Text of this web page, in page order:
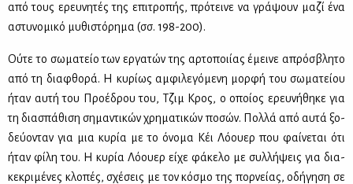
από τους ερευ­νη­τές της επι­τρο­πής, πρό­τει­νε να γρά­ψουν μα­ζί ένα
αστυ­νο­μι­κό μυ­θι­στό­ρη­μα (σσ. 198-200).
Ού­τε το σω­μα­τείο των ερ­γα­τών της αρ­το­ποι­ί­ας έμει­νε απρό­σβλη­το
από τη δια­φθο­ρά. Η κυ­ρί­ως αμ­φι­λε­γό­με­νη μορ­φή του σω­μα­τεί­ου
ήταν αυ­τή του Προ­έ­δρου του, Τζιμ Κρος, ο οποί­ος ερευ­νή­θη­κε για
τη δια­σπά­θι­ση ση­μα­ντι­κών χρη­μα­τι­κών πο­σών. Πολ­λά από αυ­τά ξο­
δεύ­ο­νταν για μια κυ­ρία με το όνο­μα Κέι Λό­ου­ερ που φαί­νε­ται ότι
ήταν φί­λη του. Η κυ­ρία Λό­ου­ερ εί­χε φά­κε­λο με συλ­λή­ψεις για δια­
κε­κρι­μέ­νες κλο­πές, σχέ­σεις με τον κό­σμο της πορ­νεί­ας, οδή­γη­ση σε